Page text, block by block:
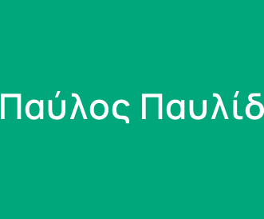
Παύλος